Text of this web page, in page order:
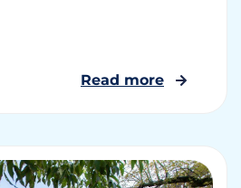
Read more